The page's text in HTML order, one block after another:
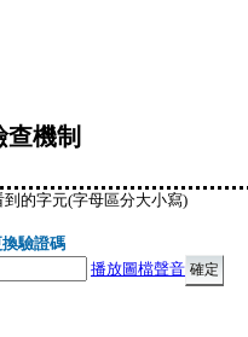
機制
的字元(字母區分大小寫)
驗證碼
播放圖檔聲音